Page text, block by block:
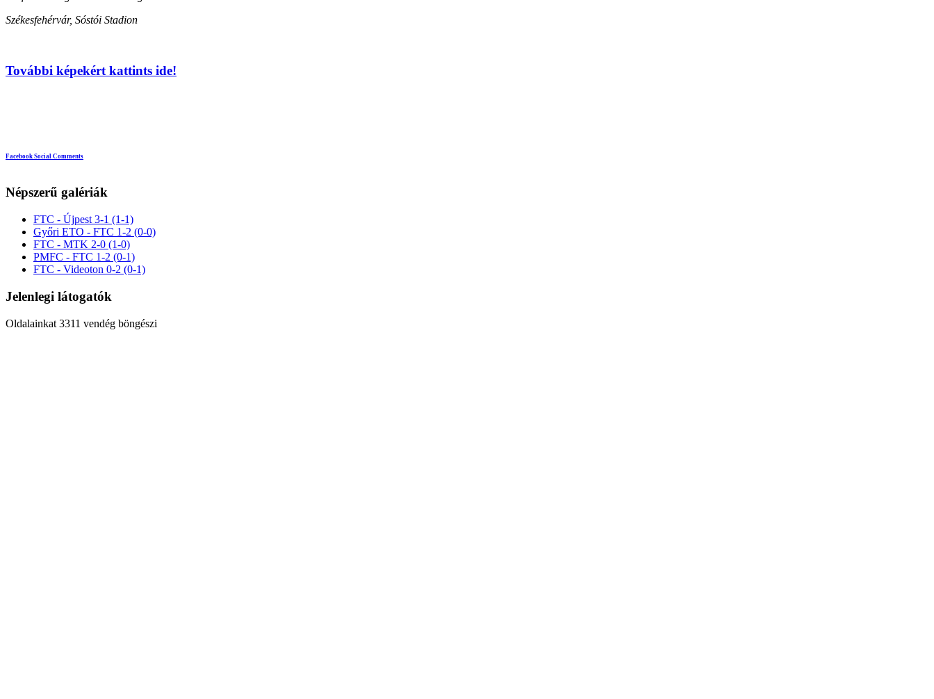
Székesfehérvár, Sóstói Stadion
További képekért kattints ide!
Facebook Social Comments
Népszerű galériák
FTC - Újpest 3-1 (1-1)
Győri ETO - FTC 1-2 (0-0)
FTC - MTK 2-0 (1-0)
PMFC - FTC 1-2 (0-1)
FTC - Videoton 0-2 (0-1)
Jelenlegi látogatók
Oldalainkat 3311 vendég böngészi